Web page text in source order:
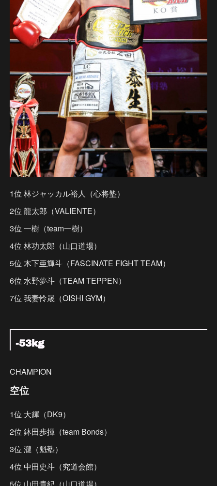
1位 林ジャッカル裕人（心将塾）
2位 龍太郎（VALIENTE）
3位 一樹（team一樹）
4位 林功太郎（山口道場）
5位 木下亜輝斗（FASCINATE FIGHT TEAM）
6位 水野夢斗（TEAM TEPPEN）
7位 我妻怜晟（OISHI GYM）
-53kg
CHAMPION
空位
1位 大輝（DK9）
2位 鉢田歩揮（team Bonds）
3位 瀧（魁塾）
4位 中田史斗（究道会館）